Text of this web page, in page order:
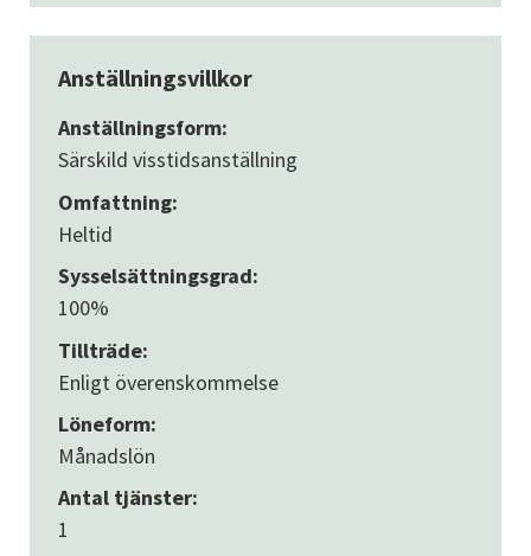
Anställningsvillkor
Anställningsform:
Särskild visstidsanställning
Omfattning:
Heltid
Sysselsättningsgrad:
100%
Tillträde:
Enligt överenskommelse
Löneform:
Månadslön
Antal tjänster:
1